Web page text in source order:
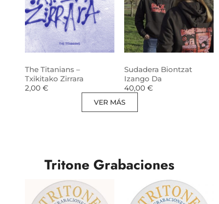
The Titanians –
Txikitako Zirrara
2,00 €
Sudadera Biontzat
Izango Da
40,00 €
VER MÁS
Tritone Grabaciones